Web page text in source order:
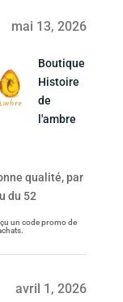
mai 13, 2026
Boutique
Histoire
de
l'ambre
qualité, par
du 52
un code promo de
avril 1, 2026